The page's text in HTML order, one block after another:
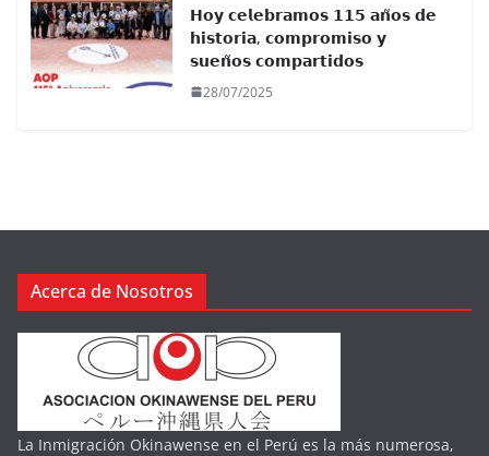
𝗛𝗼𝘆 𝗰𝗲𝗹𝗲𝗯𝗿𝗮𝗺𝗼𝘀 𝟭𝟭𝟱 𝗮𝗻̃𝗼𝘀 𝗱𝗲
𝗵𝗶𝘀𝘁𝗼𝗿𝗶𝗮, 𝗰𝗼𝗺𝗽𝗿𝗼𝗺𝗶𝘀𝗼 𝘆
𝘀𝘂𝗲𝗻̃𝗼𝘀 𝗰𝗼𝗺𝗽𝗮𝗿𝘁𝗶𝗱𝗼𝘀
28/07/2025
Acerca de Nosotros
La Inmigración Okinawense en el Perú es la más numerosa,